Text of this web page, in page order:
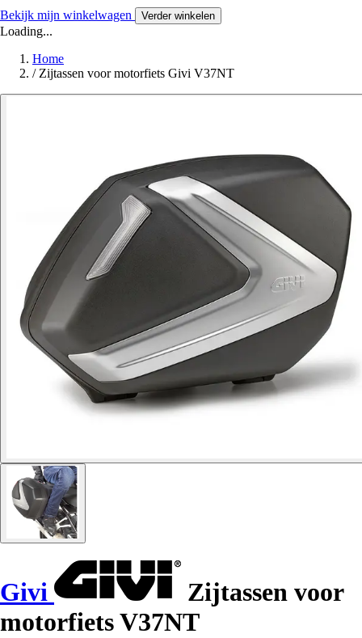
Bekijk mijn winkelwagen Verder winkelen
Loading...
Home
/ Zijtassen voor motorfiets Givi V37NT
Givi
Zijtassen voor
motorfiets V37NT